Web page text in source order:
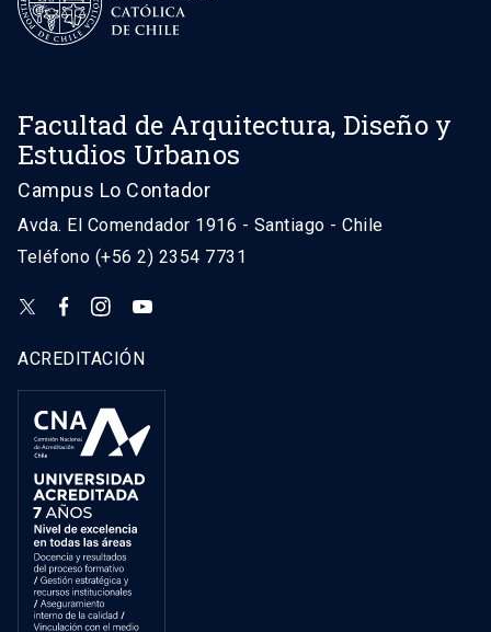
Facultad de Arquitectura, Diseño y
Estudios Urbanos
Campus Lo Contador
Avda. El Comendador 1916 - Santiago - Chile
Teléfono (+56 2) 2354 7731
ACREDITACIÓN